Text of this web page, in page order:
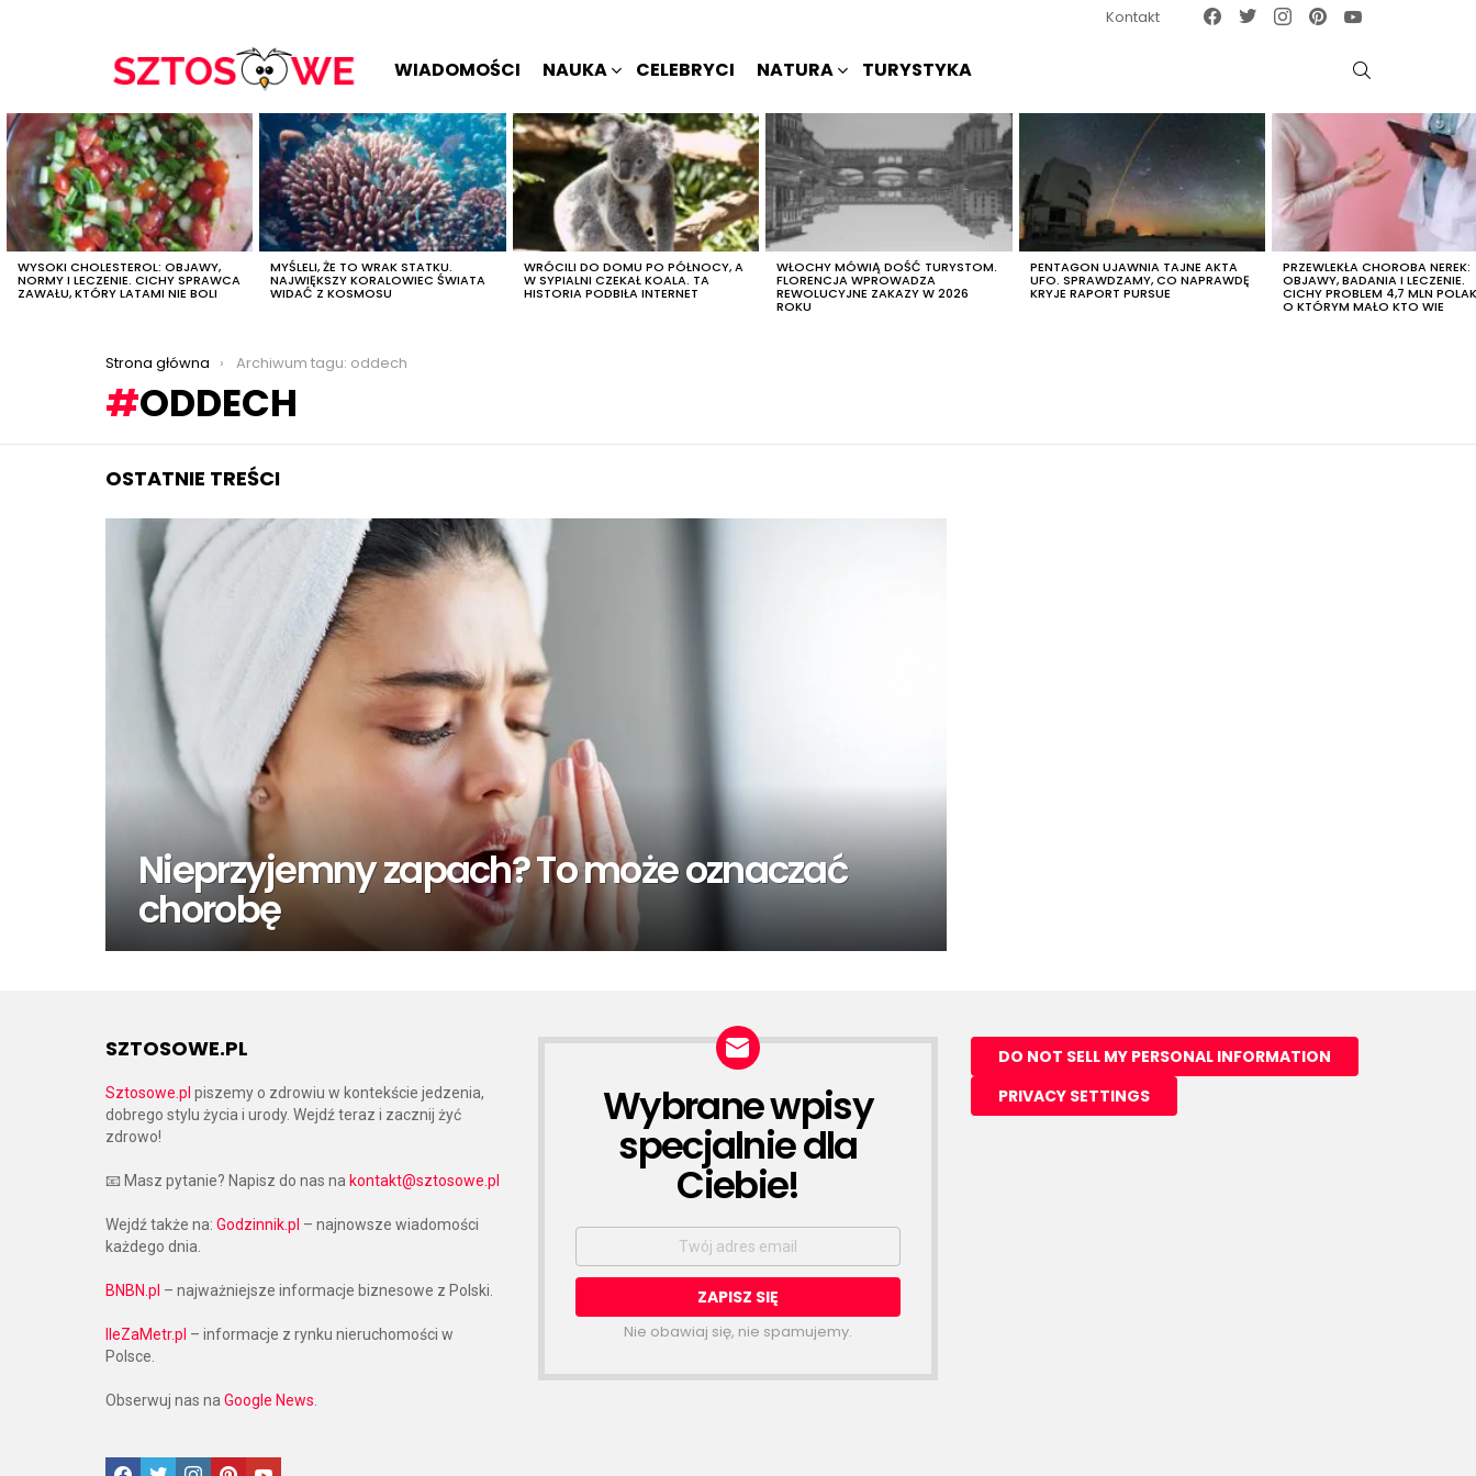
Kontakt Facebook
TwitterInstagram
WIADOMOŚCI NAUKA CELEBRYCI NATURA TURYSTYKA
OSTATNIE
TREŚCI
WYSOKI CHOLESTEROL: OBJAWY,
NORMY I LECZENIE. CICHY SPRAWCA
ZAWAŁU, KTÓRY LATAMI NIE BOLI
MYŚLELI, ŻE TO WRAK STATKU.
NAJWIĘKSZY KORALOWIEC ŚWIATA
WIDAĆ Z KOSMOSU
WRÓCILI DO DOMU PO PÓŁNOCY, A
W SYPIALNI CZEKAŁ KOALA. TA
HISTORIA PODBIŁA INTERNET
WŁOCHY MÓWIĄ DOŚĆ TURYSTOM.
FLORENCJA WPROWADZA
REWOLUCYJNE ZAKAZY W 2026
ROKU
PENTAGON UJAWNIA TAJNE AKTA
UFO. SPRAWDZAMY, CO NAPRAWDĘ
KRYJE RAPORT PURSUE
PRZEWLEKŁA CHOROBA NEREK:
OBJAWY, BADANIA I LECZENIE.
CICHY PROBLEM 4,7 MLN
O KTÓRYM MAŁO KTO WIE
Jesteś tutaj:
Strona główna Archiwum tagu: oddech
ODDECH
OSTATNIE TREŚCI
Nieprzyjemny zapach? To może oznaczać
chorobę
SZTOSOWE.PL
Sztosowe.pl piszemy o zdrowiu w kontekście jedzenia,
dobrego stylu życia i urody. Wejdź teraz i zacznij żyć
zdrowo!
📧 Masz pytanie? Napisz do nas na kontakt@sztosowe.pl
Wejdź także na: Godzinnik.pl – najnowsze wiadomości
każdego dnia.
BNBN.pl – najważniejsze informacje biznesowe z Polski.
IleZaMetr.pl – informacje z rynku nieruchomości w
Polsce.
Obserwuj nas na Google News
Facebook
TwitterInstagramPinterestGoogle News
NEWSLETTER
Wybrane wpisy
specjalnie dla
Ciebie!
Email
Nie obawiaj się, nie spamujemy.